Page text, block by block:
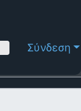
Σύνδεση